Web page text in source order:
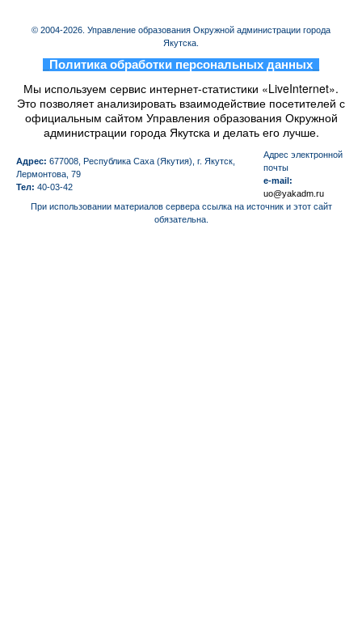
© 2004-2026. Управление образования Окружной администрации города
Якутска.
Политика обработки персональных данных
Мы используем сервис интернет-статистики «LiveInternet».
Это позволяет анализировать взаимодействие посетителей с
официальным сайтом Управления образования Окружной
администрации города Якутска и делать его лучше.
Адрес: 677008, Республика Саха (Якутия), г. Якутск,
Лермонтова, 79
Тел: 40-03-42
Aдрес электронной
почты
e-mail:
uo@yakadm.ru
При использовании материалов сервера ссылка на источник и этот сайт
обязательна.